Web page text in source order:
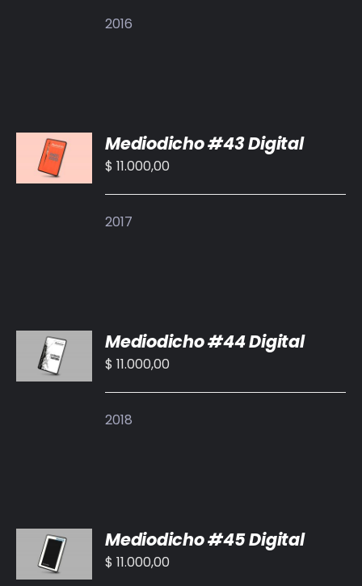
2016
AL
CARRITO
/
Mediodicho #43 Digital
$ 11.000,00
2017
AL
CARRITO
/
Mediodicho #44 Digital
$ 11.000,00
2018
AL
CARRITO
/
Mediodicho #45 Digital
$ 11.000,00